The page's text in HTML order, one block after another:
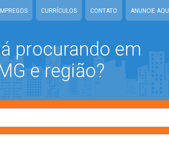
CURRÍCULOS CONTATO ANUNCIE AQUI
procurando em
e região?